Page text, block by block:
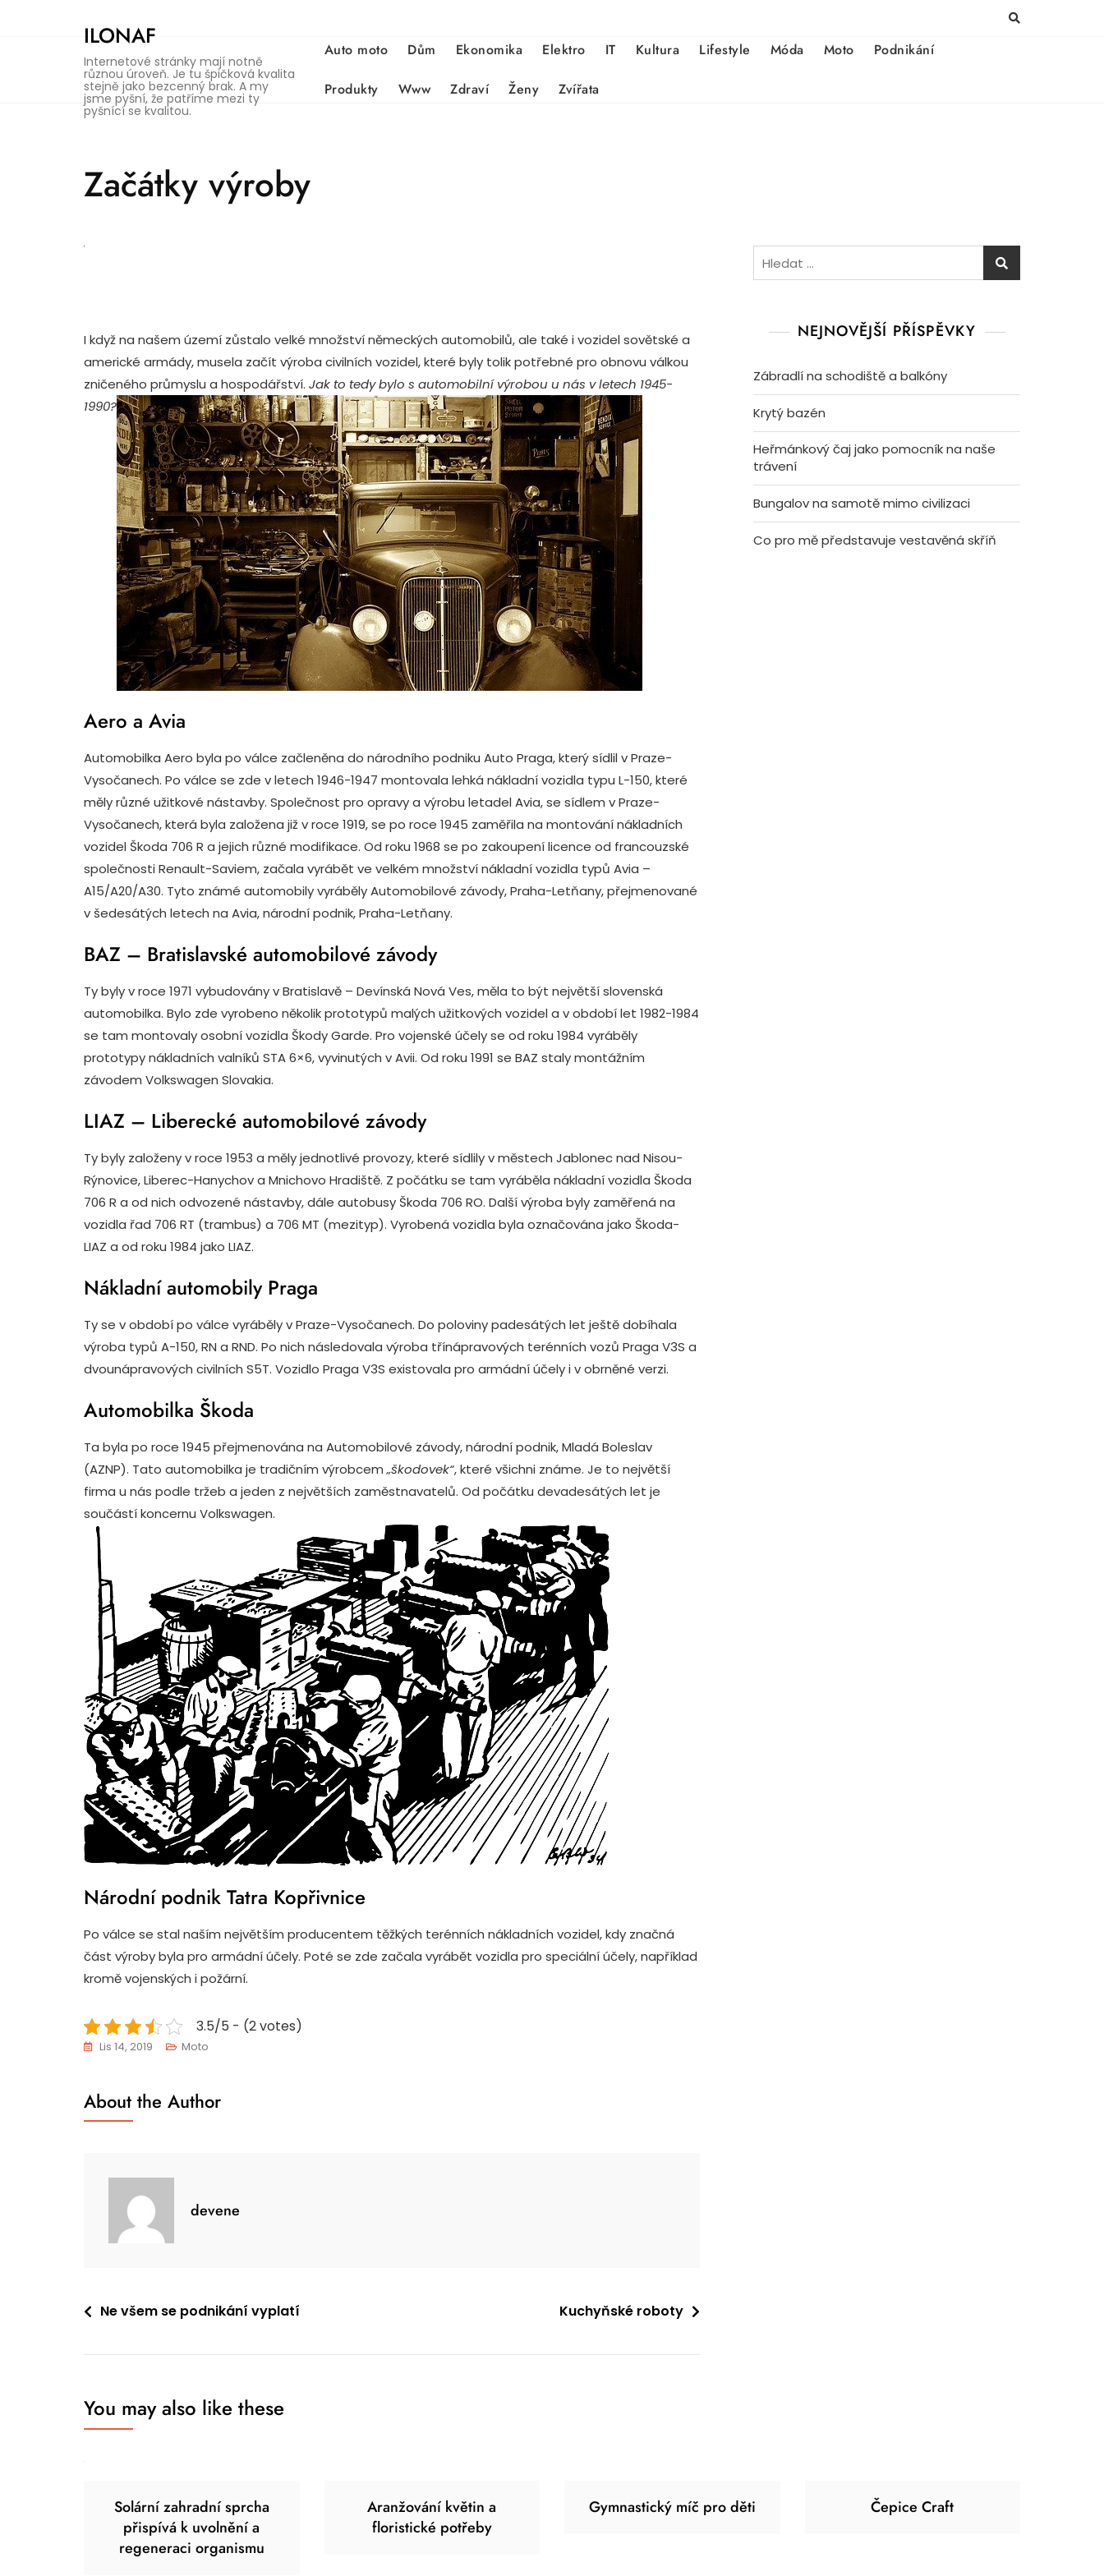
ILONAF
Internetové stránky mají notně
různou úroveň. Je tu špičková kvalita
stejně jako bezcenný brak. A my
jsme pyšní, že patříme mezi ty
pyšnící se kvalitou.
Auto moto Dům Ekonomika Elektro IT Kultura Lifestyle Móda Moto Podnikání
Produkty Www Zdraví Ženy Zvířata
Začátky výroby
I když na našem území zůstalo velké množství německých automobilů, ale také i vozidel sovětské a
americké armády, musela začít výroba civilních vozidel, které byly tolik potřebné pro obnovu válkou
zničeného průmyslu a hospodářství. Jak to tedy bylo s automobilní výrobou u nás v letech 1945-
1990?
Aero a Avia
Automobilka Aero byla po válce začleněna do národního podniku Auto Praga, který sídlil v Praze-
Vysočanech. Po válce se zde v letech 1946-1947 montovala lehká nákladní vozidla typu L-150, které
měly různé užitkové nástavby. Společnost pro opravy a výrobu letadel Avia, se sídlem v Praze-
Vysočanech, která byla založena již v roce 1919, se po roce 1945 zaměřila na montování nákladních
vozidel Škoda 706 R a jejich různé modifikace. Od roku 1968 se po zakoupení licence od francouzské
společnosti Renault-Saviem, začala vyrábět ve velkém množství nákladní vozidla typů Avia –
A15/A20/A30. Tyto známé automobily vyráběly Automobilové závody, Praha-Letňany, přejmenované
v šedesátých letech na Avia, národní podnik, Praha-Letňany.
BAZ – Bratislavské automobilové závody
Ty byly v roce 1971 vybudovány v Bratislavě – Devínská Nová Ves, měla to být největší slovenská
automobilka. Bylo zde vyrobeno několik prototypů malých užitkových vozidel a v období let 1982-1984
se tam montovaly osobní vozidla Škody Garde. Pro vojenské účely se od roku 1984 vyráběly
prototypy nákladních valníků STA 6×6, vyvinutých v Avii. Od roku 1991 se BAZ staly montážním
závodem Volkswagen Slovakia.
LIAZ – Liberecké automobilové závody
Ty byly založeny v roce 1953 a měly jednotlivé provozy, které sídlily v městech Jablonec nad Nisou-
Rýnovice, Liberec-Hanychov a Mnichovo Hradiště. Z počátku se tam vyráběla nákladní vozidla Škoda
706 R a od nich odvozené nástavby, dále autobusy Škoda 706 RO. Další výroba byly zaměřená na
vozidla řad 706 RT (trambus) a 706 MT (mezityp). Vyrobená vozidla byla označována jako Škoda-
LIAZ a od roku 1984 jako LIAZ.
Nákladní automobily Praga
Ty se v období po válce vyráběly v Praze-Vysočanech. Do poloviny padesátých let ještě dobíhala
výroba typů A-150, RN a RND. Po nich následovala výroba třínápravových terénních vozů Praga V3S a
dvounápravových civilních S5T. Vozidlo Praga V3S existovala pro armádní účely i v obrněné verzi.
Automobilka Škoda
Ta byla po roce 1945 přejmenována na Automobilové závody, národní podnik, Mladá Boleslav
(AZNP). Tato automobilka je tradičním výrobcem„škodovek“, které všichni známe. Je to největší
firma u nás podle tržeb a jeden z největších zaměstnavatelů. Od počátku devadesátých let je
součástí koncernu Volkswagen.
Národní podnik Tatra Kopřivnice
Po válce se stal naším největším producentem těžkých terénních nákladních vozidel, kdy značná
část výroby byla pro armádní účely. Poté se zde začala vyrábět vozidla pro speciální účely, například
kromě vojenských i požární.
3.5/5 - (2 votes)
Lis 14, 2019 Moto
About the Author
devene
Navigace
Ne všem se podnikání vyplatí Kuchyňské roboty
NEJNOVĚJŠÍ PŘÍSPĚVKY
Zábradlí na schodiště a balkóny
Krytý bazén
Heřmánkový čaj jako pomocník na naše
trávení
Bungalov na samotě mimo civilizaci
Co pro mě představuje vestavěná skříň
You may also like these
Solární zahradní sprcha
přispívá k uvolnění a
regeneraci organismu
Aranžování květin a
floristické potřeby
Gymnastický míč pro děti Čepice Craft